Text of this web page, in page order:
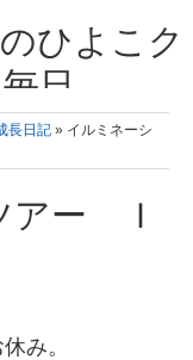
ひよこク
日
に、大きくなったひよ
3児ママの平凡日記 日々
紹介
長日記 » イルミネーシ
アー Ｉ
み。